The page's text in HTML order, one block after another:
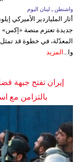
واشنطن ـ لبنان اليوم
أثار الملياردير الأميركي
جديدة تعتزم منصة «إكس»
المعدّلة، في خطوة قد
وا... المزيد
إيران تفتح جبهة
بالتزامن مع